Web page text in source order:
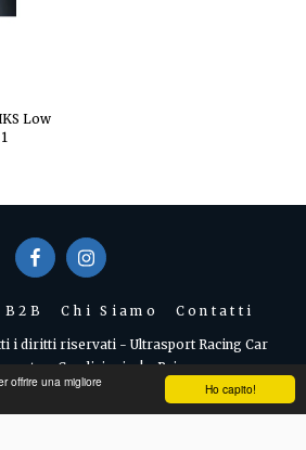
Ho capito!
offrire una migliore
Low
B2B Chi Siamo Contatti
i diritti riservati - Ultrasport Racing Car
e Condizioni|Privacy